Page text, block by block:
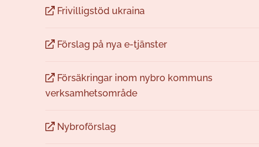
Frivilligstöd ukraina
Förslag på nya e-tjänster
Försäkringar inom nybro kommuns
verksamhetsområde
Nybroförslag